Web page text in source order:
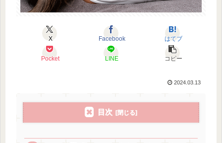
X Facebook はてブ
Pocket LINE コピー
2024.03.13
目次